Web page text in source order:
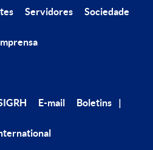
Servidores Sociedade
Imprensa
E-mail Boletins